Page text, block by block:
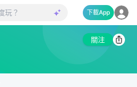
下載App
關注